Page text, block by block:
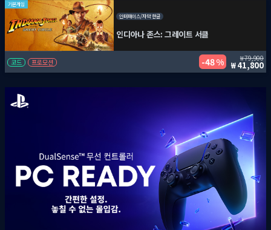
기본게임
인터페이스/자막 한글
인디아나 존스: 그레이트 서클
코드 프로모션 48 % 79,900
41,800